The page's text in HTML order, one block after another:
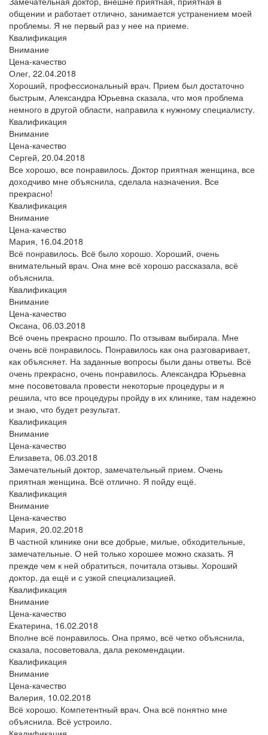
общении и работает отлично, занимается устранением моей
проблемы. Я не первый раз у нее на приеме.
Квалификация
Внимание
Цена-качество
Олег, 22.04.2018
Хороший, профессиональный врач. Прием был достаточно
быстрым, Александра Юрьевна сказала, что моя проблема
немного в другой области, направила к нужному специалисту.
Квалификация
Внимание
Цена-качество
Сергей, 20.04.2018
Все хорошо, все понравилось. Доктор приятная женщина, все
доходчиво мне объяснила, сделала назначения. Все
прекрасно!
Квалификация
Внимание
Цена-качество
Мария, 16.04.2018
Всё понравилось. Всё было хорошо. Хороший, очень
внимательный врач. Она мне всё хорошо рассказала, всё
объяснила.
Квалификация
Внимание
Цена-качество
Оксана, 06.03.2018
Всё очень прекрасно прошло. По отзывам выбирала. Мне
очень всё понравилось. Понравилось как она разговаривает,
как объясняет. На заданные вопросы были даны ответы. Всё
очень прекрасно, очень понравилось. Александра Юрьевна
мне посоветовала провести некоторые процедуры и я
решила, что все процедуры пройду в их клинике, там надежно
и знаю, что будет результат.
Квалификация
Внимание
Цена-качество
Елизавета, 06.03.2018
Замечательный доктор, замечательный прием. Очень
приятная женщина. Всё отлично. Я пойду ещё.
Квалификация
Внимание
Цена-качество
Мария, 20.02.2018
В частной клинике они все добрые, милые, обходительные,
замечательные. О ней только хорошее можно сказать. Я
прежде чем к ней обратиться, почитала отзывы. Хороший
доктор, да ещё и с узкой специализацией.
Квалификация
Внимание
Цена-качество
Екатерина, 16.02.2018
Вполне всё понравилось. Она прямо, всё четко объяснила,
сказала, посоветовала, дала рекомендации.
Квалификация
Внимание
Цена-качество
Валерия, 10.02.2018
Всё хорошо. Компетентный врач. Она всё понятно мне
объяснила. Всё устроило.